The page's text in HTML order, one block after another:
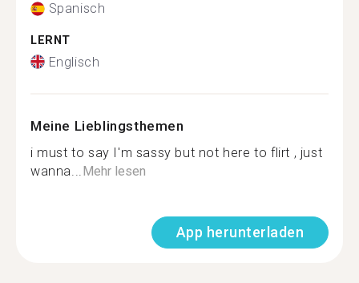
Spanisch
LERNT
Englisch
Meine Lieblingsthemen
i must to say I'm sassy but not here to flirt , just
wanna... Mehr lesen
App herunterladen